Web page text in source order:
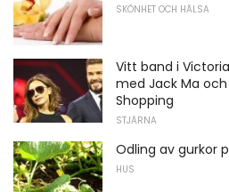
SKÖNHET OCH HÄLSA
Vitt band i
med Jack Ma
Shopping
STJÄRNA
Odling av gurkor
HUS